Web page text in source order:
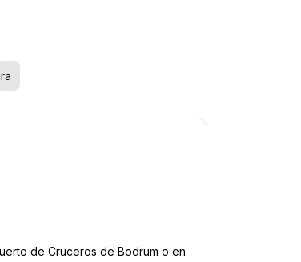
de Cruceros de Bodrum o en